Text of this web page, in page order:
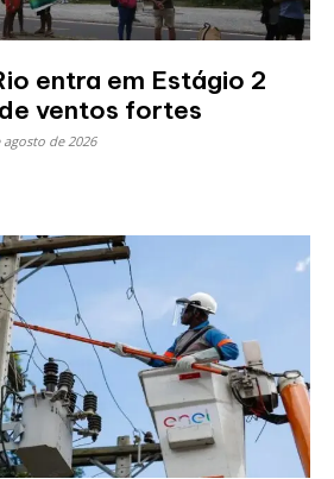
entra em Estágio 2
ventos fortes
agosto de 2026